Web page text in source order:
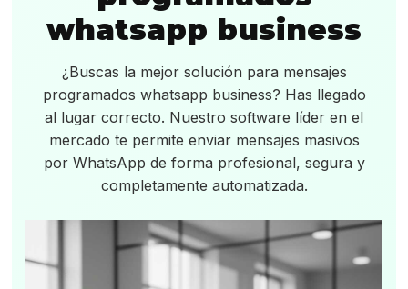
whatsapp business
¿Buscas la mejor solución para mensajes
programados whatsapp business? Has llegado
al lugar correcto. Nuestro software líder en el
mercado te permite enviar mensajes masivos
por WhatsApp de forma profesional, segura y
completamente automatizada.